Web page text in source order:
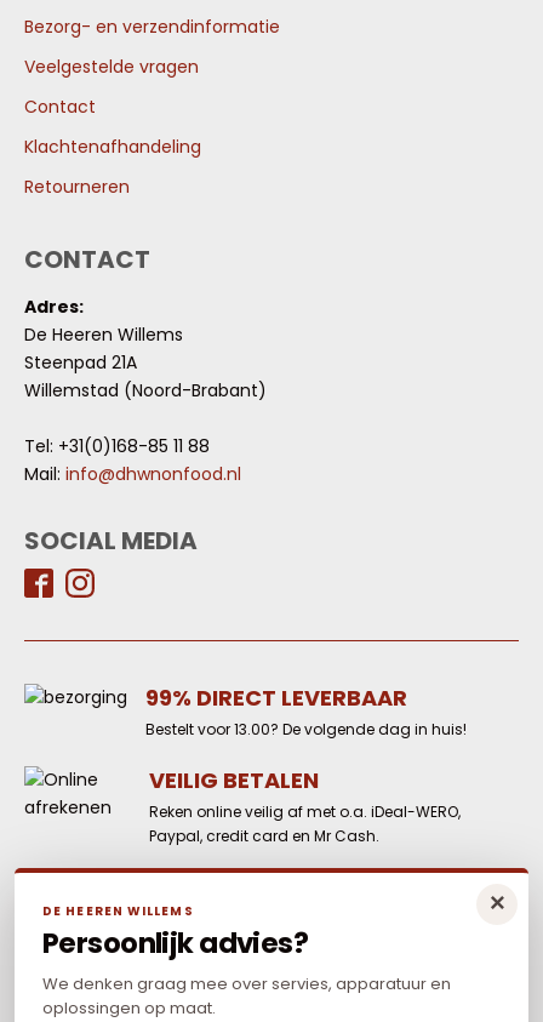
Bezorg- en verzendinformatie
Veelgestelde vragen
Contact
Klachtenafhandeling
Retourneren
CONTACT
Adres:
De Heeren Willems
Steenpad 21A
Willemstad (Noord-Brabant)
Tel: +31(0)168-85 11 88
Mail: info@dhwnonfood.nl
SOCIAL MEDIA
99% DIRECT LEVERBAAR
Bestelt voor 13.00? De volgende dag in huis!
VEILIG BETALEN
Reken online veilig af met o.a. iDeal-WERO,
Paypal, credit card en Mr Cash.
Elders goedkoper? Neem dan contact met
ons op.
×
DE HEEREN WILLEMS
Persoonlijk advies?
We denken graag mee over servies, apparatuur en
oplossingen op maat.